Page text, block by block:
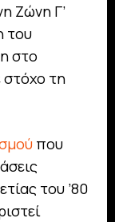
Ζώνη Γ’
του
στο
στόχο τη
που
του ’80